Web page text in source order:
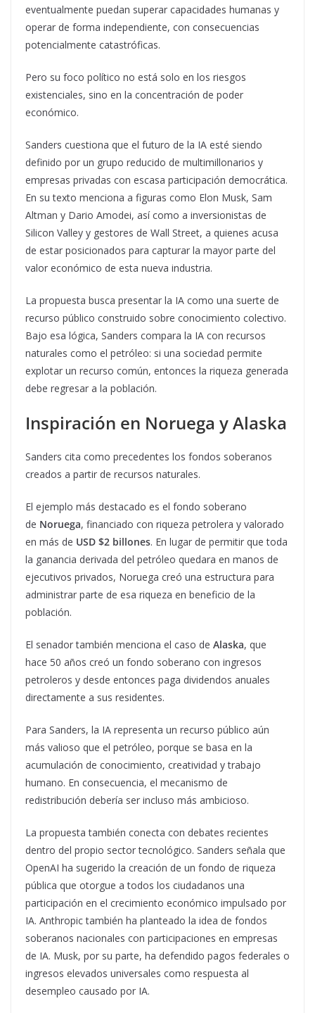
eventualmente puedan superar capacidades humanas y
operar de forma independiente, con consecuencias
potencialmente catastróficas.
Pero su foco político no está solo en los riesgos
existenciales, sino en la concentración de poder
económico.
Sanders cuestiona que el futuro de la IA esté siendo
definido por un grupo reducido de multimillonarios y
empresas privadas con escasa participación democrática.
En su texto menciona a figuras como Elon Musk, Sam
Altman y Dario Amodei, así como a inversionistas de
Silicon Valley y gestores de Wall Street, a quienes acusa
de estar posicionados para capturar la mayor parte del
valor económico de esta nueva industria.
La propuesta busca presentar la IA como una suerte de
recurso público construido sobre conocimiento colectivo.
Bajo esa lógica, Sanders compara la IA con recursos
naturales como el petróleo: si una sociedad permite
explotar un recurso común, entonces la riqueza generada
debe regresar a la población.
Inspiración en Noruega y Alaska
Sanders cita como precedentes los fondos soberanos
creados a partir de recursos naturales.
El ejemplo más destacado es el fondo soberano
de Noruega, financiado con riqueza petrolera y valorado
en más de USD $2 billones. En lugar de permitir que toda
la ganancia derivada del petróleo quedara en manos de
ejecutivos privados, Noruega creó una estructura para
administrar parte de esa riqueza en beneficio de la
población.
El senador también menciona el caso de Alaska, que
hace 50 años creó un fondo soberano con ingresos
petroleros y desde entonces paga dividendos anuales
directamente a sus residentes.
Para Sanders, la IA representa un recurso público aún
más valioso que el petróleo, porque se basa en la
acumulación de conocimiento, creatividad y trabajo
humano. En consecuencia, el mecanismo de
redistribución debería ser incluso más ambicioso.
La propuesta también conecta con debates recientes
dentro del propio sector tecnológico. Sanders señala que
OpenAI ha sugerido la creación de un fondo de riqueza
pública que otorgue a todos los ciudadanos una
participación en el crecimiento económico impulsado por
IA. Anthropic también ha planteado la idea de fondos
soberanos nacionales con participaciones en empresas
de IA. Musk, por su parte, ha defendido pagos federales o
ingresos elevados universales como respuesta al
desempleo causado por IA.